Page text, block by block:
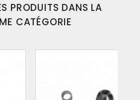
PRODUITS DANS LA
CATÉGORIE